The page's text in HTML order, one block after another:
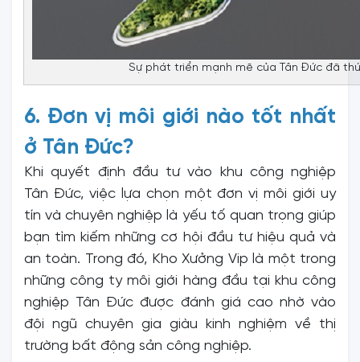
Sự phát triển mạnh mẽ của Tân Đức đã
6. Đơn vị môi giới nào tốt nhất
ở Tân Đức?
Khi quyết định đầu tư vào khu công nghiệp
Tân Đức, việc lựa chọn một đơn vị môi giới uy
tín và chuyên nghiệp là yếu tố quan trọng giúp
bạn tìm kiếm những cơ hội đầu tư hiệu quả và
an toàn. Trong đó, Kho Xưởng Vip là một trong
những công ty môi giới hàng đầu tại khu công
nghiệp Tân Đức được đánh giá cao nhờ vào
đội ngũ chuyên gia giàu kinh nghiệm về thị
trường bất động sản công nghiệp.